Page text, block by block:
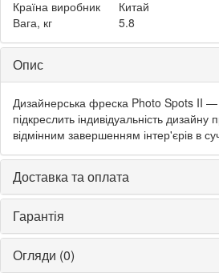
Країна виробник
Китай
Вага, кг
5.8
Опис
Дизайнерська фреска Photo Spots II —
підкреслить індивідуальність
відмінним завершенням інтер'єрів в
Доставка та оплата
Гарантія
Огляди (0)